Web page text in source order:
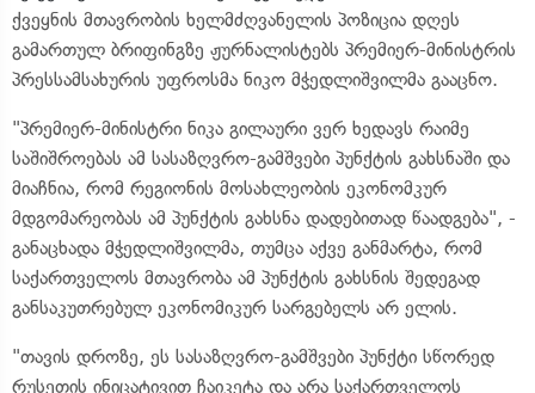
ქვეყნის მთავრობის ხელმძღვანელის პოზიცია დღეს
გამართულ ბრიფინგზე ჟურნალისტებს პრემიერ-მინისტრის
პრესსამსახურის უფროსმა ნიკო მჭედლიშვილმა გააცნო.
"პრემიერ-მინისტრი ნიკა გილაური ვერ ხედავს რაიმე
საშიშროებას ამ სასაზღვრო-გამშვები პუნქტის გახსნაში და
მიაჩნია, რომ რეგიონის მოსახლეობის ეკონომკურ
მდგომარეობას ამ პუნქტის გახსნა დადებითად წაადგება", -
განაცხადა მჭედლიშვილმა, თუმცა აქვე განმარტა, რომ
საქართველოს მთავრობა ამ პუნქტის გახსნის შედეგად
განსაკუთრებულ ეკონომიკურ სარგებელს არ ელის.
"თავის დროზე, ეს სასაზღვრო-გამშვები პუნქტი სწორედ
რუსეთის ინიცატივით ჩაიკეტა და არა საქართველოს